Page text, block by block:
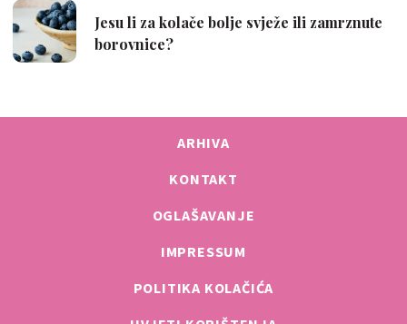
ARHIVA
KONTAKT
OGLAŠAVANJE
IMPRESSUM
POLITIKA KOLAČIĆA